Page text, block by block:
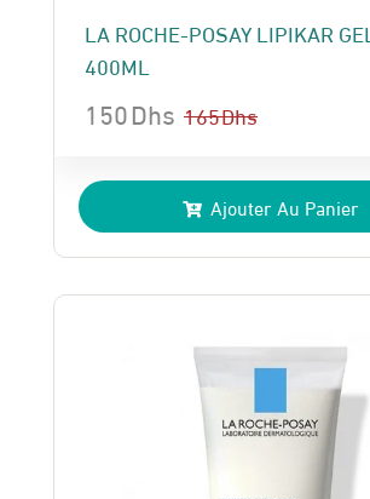
LA ROCHE-POSAY LIPIKAR
400ML
165Dhs
prix
initial
était :
165 Dhs.
150Dhs
prix
actuel
est :
150 Dhs.
Ajouter Au Panier